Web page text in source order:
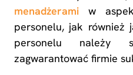
menadżerami w
personelu, jak również
personelu należy
zagwarantować firmie